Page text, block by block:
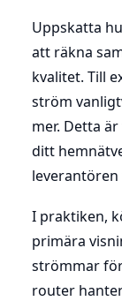
Uppskatta
att räkna
kvalitet. Till
ström
mer. Detta
ditt
I praktiken,
primära
strömmar
router